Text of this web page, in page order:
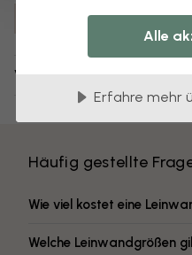
Versand und Retouren
Häufig gestellte
Wie viel kostet eine
Welche Leinwandgrößen
Alle
Erfahre mehr